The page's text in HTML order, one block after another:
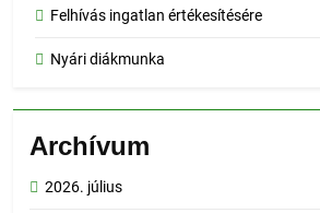
Felhívás ingatlan értékesítésére
Nyári diákmunka
Archívum
2026. július